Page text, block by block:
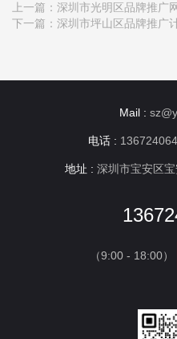
上一篇： 深圳市光明区品牌推广
下一篇： 深圳市坪山区品牌推广
Mail :
电话 :
地址 : 深圳市宝安区
（9:00 - 18:00）